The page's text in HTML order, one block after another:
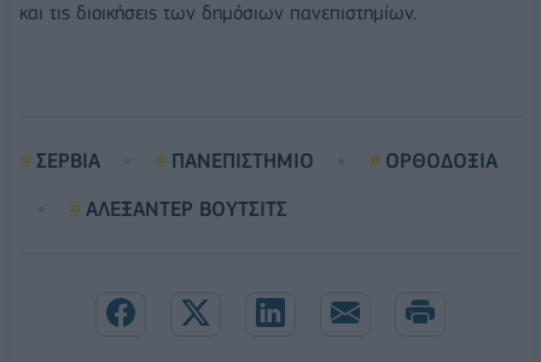
και τις διοικήσεις των δημόσιων πανεπιστημίων.
ΣΕΡΒΙΑ ΠΑΝΕΠΙΣΤΗΜΙΟ
ΟΡΘΟΔΟΞΙΑ
ΑΛΕΞΑΝΤΕΡ ΒΟΥΤΣΙΤΣ